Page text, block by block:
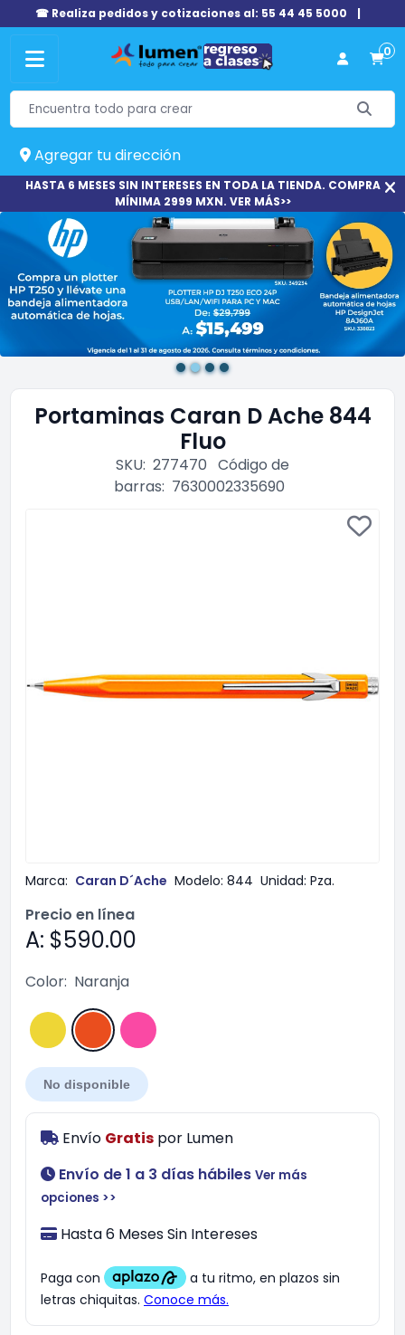
☎ Realiza pedidos y cotizaciones al: 55 44 45 5000 |
0
Agregar tu dirección
HASTA 6 MESES SIN INTERESES EN TODA LA TIENDA. COMPRA
MÍNIMA 2999 MXN. VER MÁS>>
Portaminas Caran D Ache 844
Fluo
SKU: 277470 Código de
barras: 7630002335690
Marca: Caran D´Ache Modelo: 844 Unidad: Pza.
Precio en línea
A: $590.00
Color: Naranja
No disponible
Envío Gratis por Lumen
Envío de 1 a 3 días hábiles Ver más
opciones >>
Hasta 6 Meses Sin Intereses